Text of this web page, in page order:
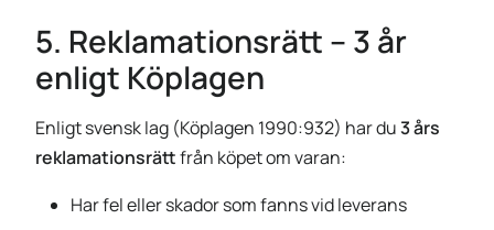
5. Reklamationsrätt – 3 år
enligt Köplagen
Enligt svensk lag (Köplagen 1990:932) har du3 års
reklamationsrättfrån köpet om varan:
Har fel eller skador som fanns vid leverans